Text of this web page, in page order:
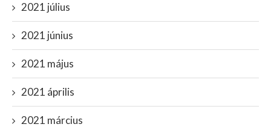
2021 július
2021 június
2021 május
2021 április
2021 március